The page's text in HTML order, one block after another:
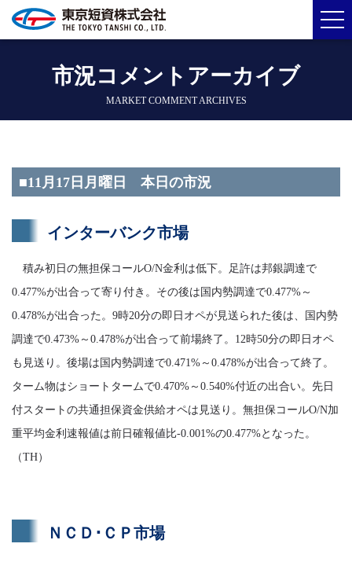
市況コメントアーカイブ
MARKET COMMENT ARCHIVES
■11月17日月曜日 本日の市況
インターバンク市場
積み初日の無担保コールO/N金利は低下。足許は邦銀調達で
0.477%が出合って寄り付き。その後は国内勢調達で0.477%～
0.478%が出合った。9時20分の即日オペが見送られた後は、国内勢
調達で0.473%～0.478%が出合って前場終了。12時50分の即日オペ
も見送り。後場は国内勢調達で0.471%～0.478%が出合って終了。
ターム物はショートタームで0.470%～0.540%付近の出合い。先日
付スタートの共通担保資金供給オペは見送り。無担保コールO/N加
重平均金利速報値は前日確報値比-0.001%の0.477%となった。
（TH）
ＮＣＤ･ＣＰ市場